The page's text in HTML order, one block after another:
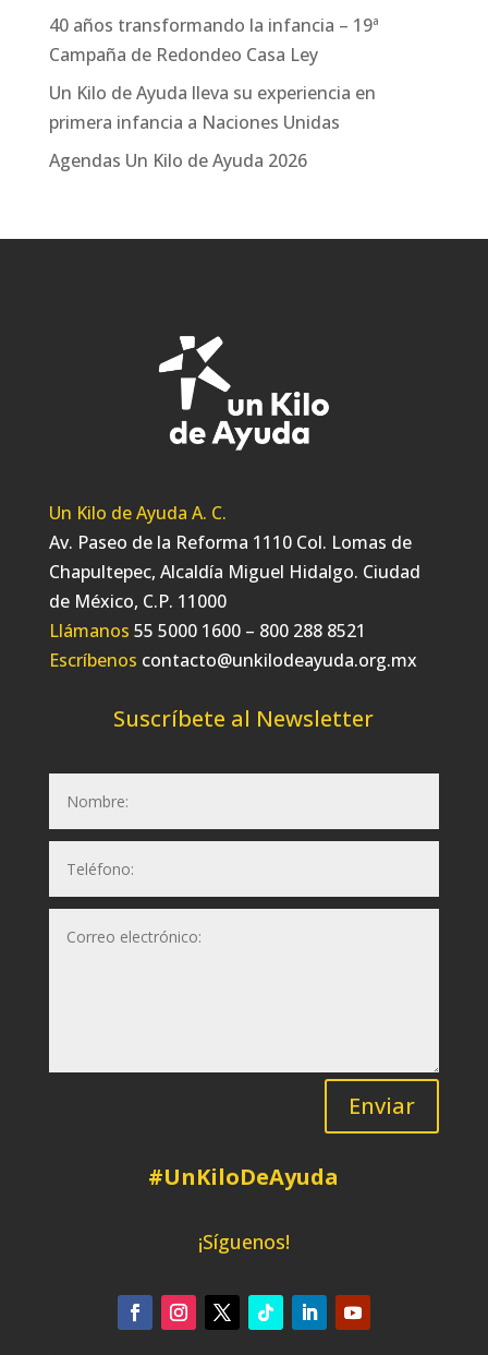
40 años transformando la infancia – 19ª
Campaña de Redondeo Casa Ley
Un Kilo de Ayuda lleva su experiencia en
primera infancia a Naciones Unidas
Agendas Un Kilo de Ayuda 2026
Un Kilo de Ayuda A. C.
Av. Paseo de la Reforma 1110 Col. Lomas de
Chapultepec, Alcaldía Miguel Hidalgo. Ciudad
de México, C.P. 11000
Llámanos 55 5000 1600 – 800 288 8521
Escríbenos contacto@unkilodeayuda.org.mx
Suscríbete al Newsletter
Enviar
#UnKiloDeAyuda
¡Síguenos!